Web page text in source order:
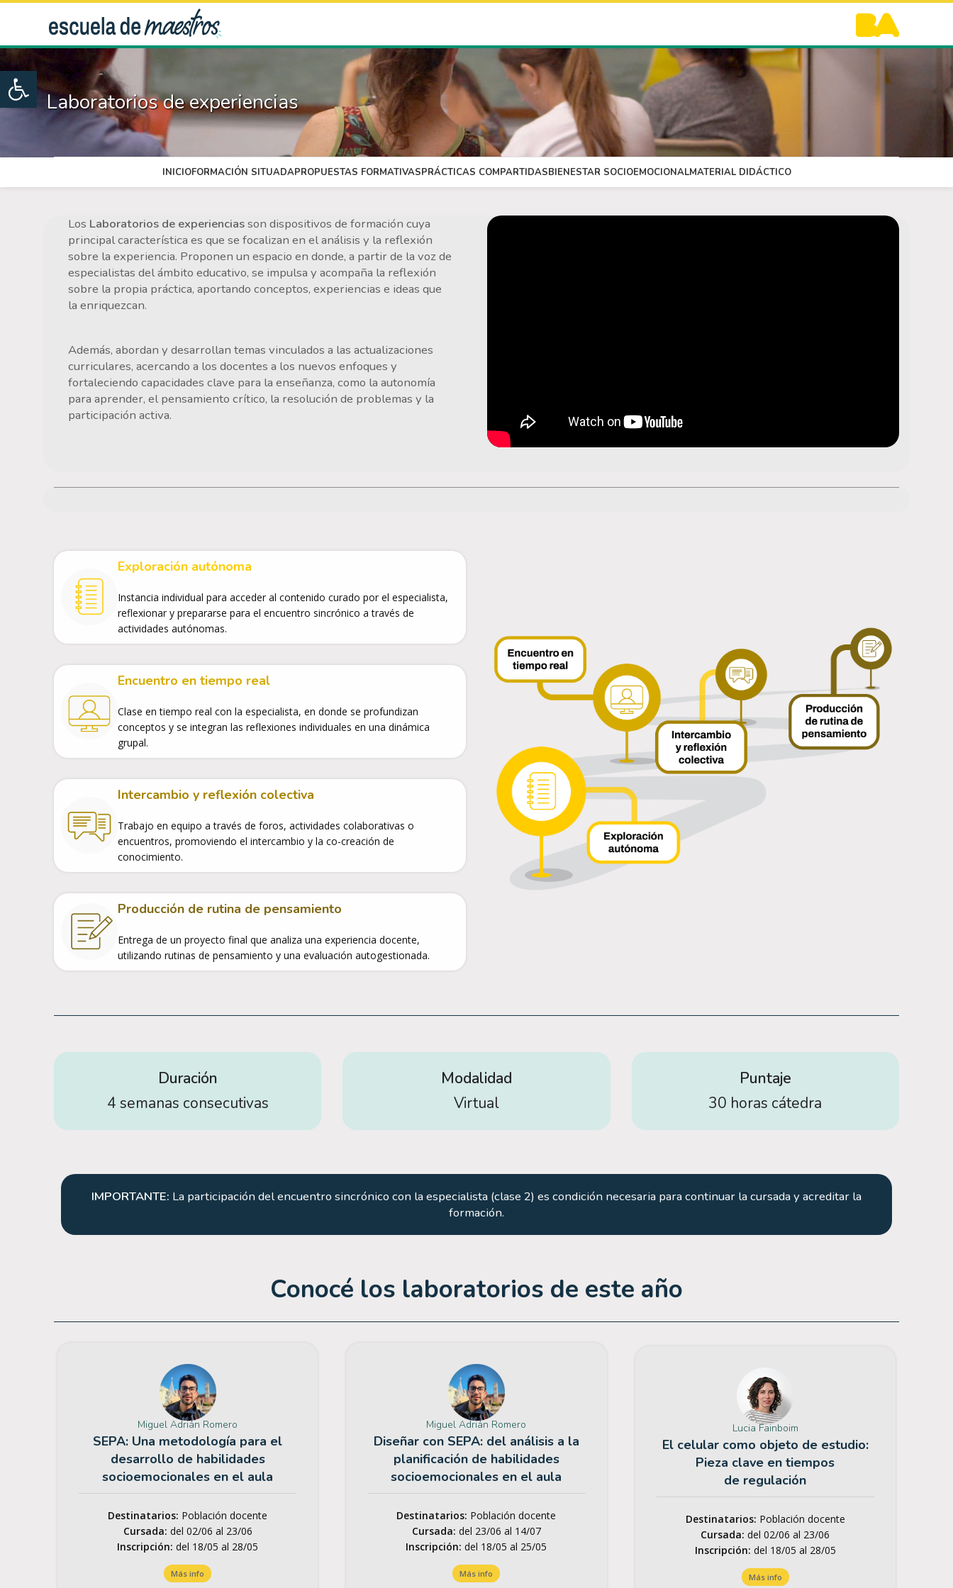
Open toolbar
Laboratorios de experiencias
INICIOFORMACIÓN SITUADAPROPUESTAS FORMATIVASPRÁCTICAS COMPARTIDASBIENESTAR SOCIOEMOCIONALMATERIAL DIDÁCTICO
Los Laboratorios de experienciasson dispositivos de formación cuya
principal característica es que se focalizan en el análisis y la reflexión
sobre la experiencia. Proponen un espacio en donde, a partir de la voz de
especialistas del ámbito educativo, se impulsa y acompaña la reflexión
sobre la propia práctica, aportando conceptos, experiencias e ideas que
la enriquezcan.
Además, abordan y desarrollan temas vinculados a las actualizaciones
curriculares, acercando a los docentes a los nuevos enfoques y
fortaleciendo capacidades clave para la enseñanza, como la autonomía
para aprender, el pensamiento crítico, la resolución de problemas y la
participación activa.
Exploración autónoma
Instancia individual para acceder al contenido curado por el especialista,
reflexionar y prepararse para el encuentro sincrónico a través de
actividades autónomas.
Encuentro en tiempo real
Clase en tiempo real con la especialista, en donde se profundizan
conceptos y se integran las reflexiones individuales en una dinámica
grupal.
Intercambio y reflexión colectiva
Trabajo en equipo a través de foros, actividades colaborativas o
encuentros, promoviendo el intercambio y la co-creación de
conocimiento.
Producción de rutina de pensamiento
Entrega de un proyecto final que analiza una experiencia docente,
utilizando rutinas de pensamiento y una evaluación autogestionada.
Duración
4 semanas consecutivas
Modalidad
Virtual
Puntaje
30 horas cátedra
IMPORTANTE: La participación del encuentro sincrónico con la especialista (clase 2) es condición necesaria para continuar la cursada y acreditar la
formación.
Conocé los laboratorios de este año
Miguel Adrián Romero
SEPA: Una metodología para el
desarrollo de habilidades
socioemocionales en el aula
Destinatarios: Población docente
Cursada: del 02/06 al 23/06
Inscripción: del 18/05 al 28/05
Más info
Miguel Adrián Romero
Diseñar con SEPA: del análisis a la
planificación de habilidades
socioemocionales en el aula
Destinatarios: Población docente
Cursada: del 23/06 al 14/07
Inscripción: del 18/05 al 25/05
Más info
Lucia Fainboim
El celular como objeto de estudio:
Pieza clave en tiempos
de regulación
Destinatarios: Población docente
Cursada: del 02/06 al 23/06
Inscripción: del 18/05 al 28/05
Más info